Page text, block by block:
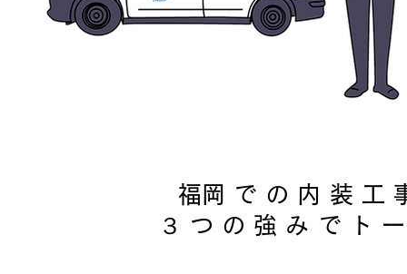
福岡での内装
３つの強みでト